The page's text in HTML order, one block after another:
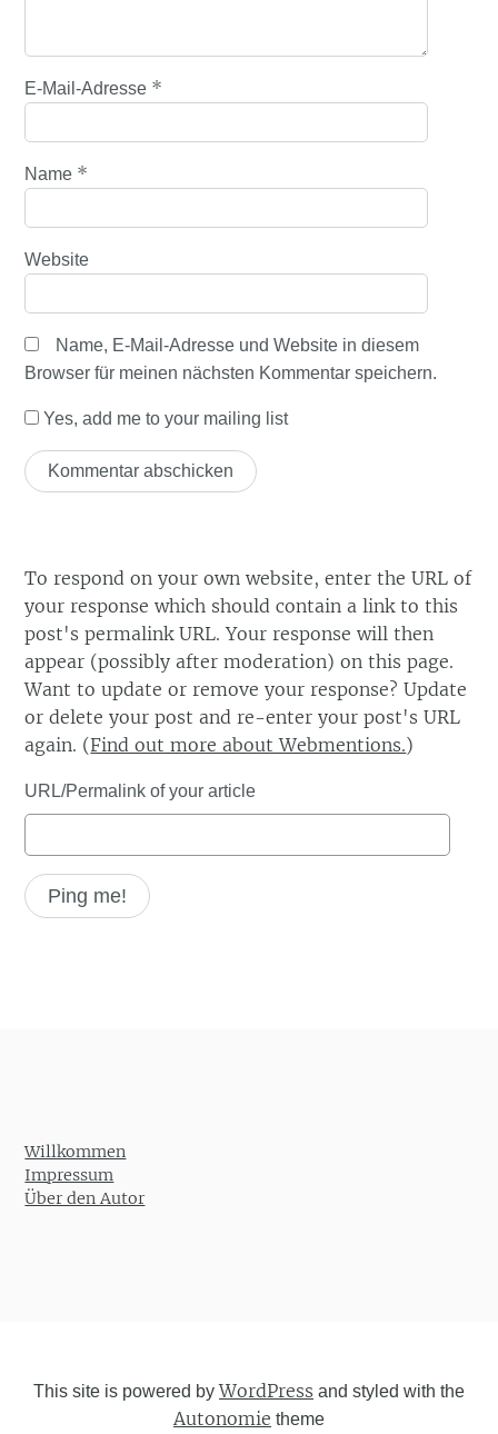
E-Mail-Adresse *
Name *
Website
Name, E-Mail-Adresse und Website in diesem
Browser für meinen nächsten Kommentar speichern.
Yes, add me to your mailing list
To respond on your own website, enter the URL of
your response which should contain a link to this
post's permalink URL. Your response will then
appear (possibly after moderation) on this page.
Want to update or remove your response? Update
or delete your post and re-enter your post's URL
again. (Find out more about Webmentions.)
URL/Permalink of your article
Willkommen
Impressum
Über den Autor
This site is powered byWordPress and styled with the
Autonomie theme